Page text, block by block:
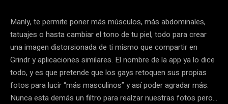
Manly, te permite poner más músculos, más abdominales,
tatuajes o hasta cambiar el tono de tu piel, todo para crear
una imagen distorsionada de ti mismo que compartir en
Grindr y aplicaciones similares. El nombre de la app ya lo dice
todo, y es que pretende que los gays retoquen sus propias
fotos para lucir “más masculinos” y así poder agradar más.
Nunca esta demás un filtro para realzar nuestras fotos pero…